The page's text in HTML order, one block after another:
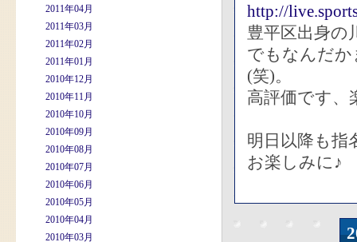
2011年04月
2011年03月
2011年02月
2011年01月
2010年12月
2010年11月
2010年10月
2010年09月
2010年08月
2010年07月
2010年06月
2010年05月
2010年04月
2010年03月
http://
豊平区出身の
でもなんだ
(笑)。
高評価です、
明日以降も指
お楽しみに♪